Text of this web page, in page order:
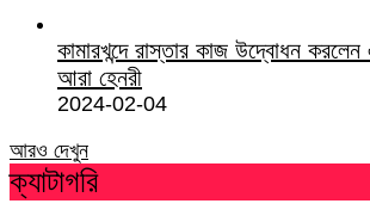
কামারখন্দে রাস্তার কাজ উদ্বোধন
আরা হেনরী
2024-02-04
আরও দেখুন
ক্যাটাগরি